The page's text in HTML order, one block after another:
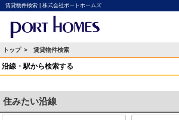
賃貸物件検索 | 株式会社ポートホームズ
トップ > 賃貸物件検索
沿線・駅から検索する
住みたい沿線